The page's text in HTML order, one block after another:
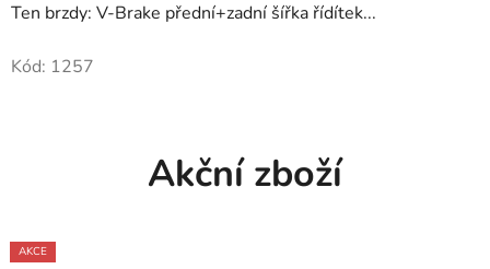
Ten brzdy: V-Brake přední+zadní šířka řídítek...
Kód: 1257
Akční zboží
AKCE
AKCE
AKCE